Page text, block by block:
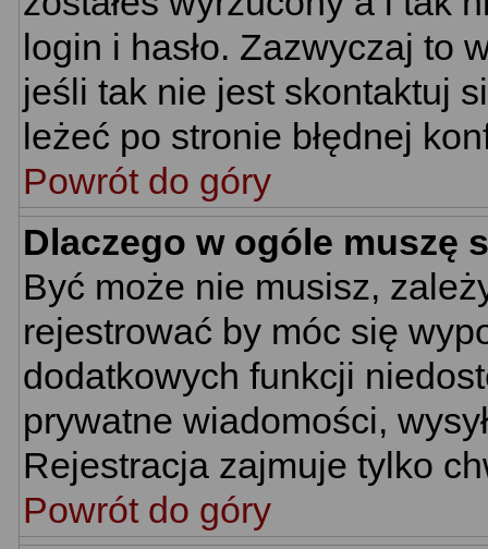
login i hasło. Zazwyczaj to
jeśli tak nie jest skontaktuj
leżeć po stronie błędnej
Powrót do góry
Dlaczego w ogóle muszę
Być może nie musisz,
rejestrować by móc się
dodatkowych funkcji
prywatne wiadomości,
Rejestracja zajmuje tylko
Powrót do góry